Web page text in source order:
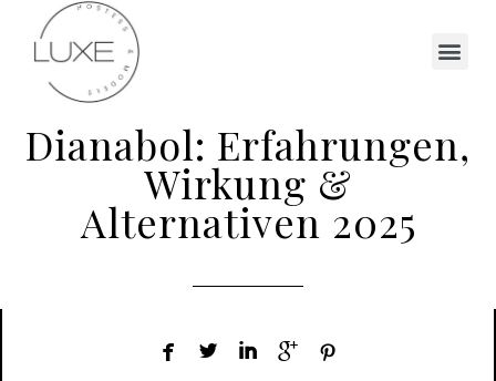
Dianabol: Erfahrungen,
Wirkung &
Alternativen 2025
    